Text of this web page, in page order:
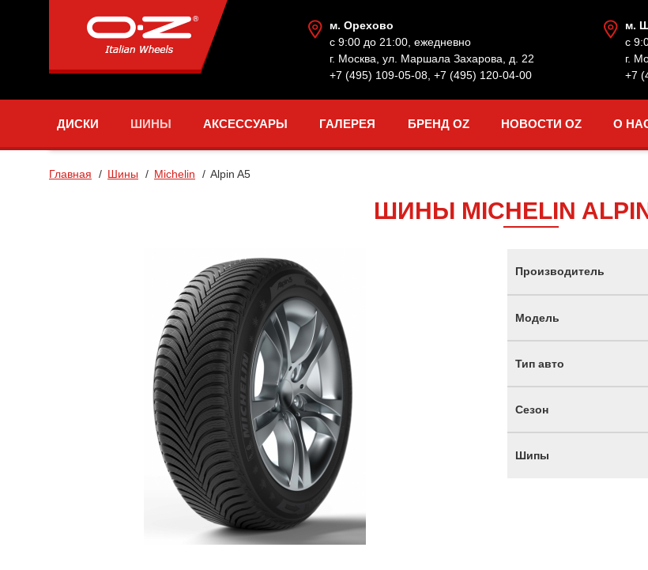
м. Орехово
с 9:00 до 21:00, ежедневно
г. Москва, ул. Маршала Захарова, д. 22
+7 (495) 109-05-08 +7 (495) 120-04-00
м.
с
г.
+7
ДИСКИ ШИНЫ АКСЕССУАРЫ ГАЛЕРЕЯ БРЕНД OZ НОВОСТИ OZ О
Главная Шины Michelin Alpin A5
ШИНЫ MICHELIN
Производитель
Модель
Тип авто
Сезон
Шипы